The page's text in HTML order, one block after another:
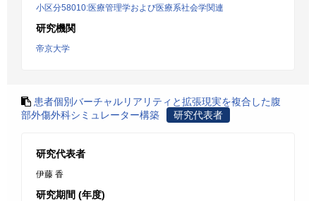
小区分58010:医療管理学および医療系社会学関連
研究機関
帝京大学
患者個別バーチャルリアリティと拡張現実を複合した腹
部外傷外科シミュレーター構築
研究代表者
研究代表者
伊藤 香
研究期間 (年度)